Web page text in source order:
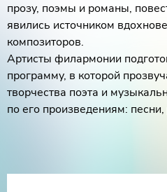
прозу, поэмы и романы,
явились источником
композиторов.
Артисты филармонии
программу, в которой
творчества поэта и
по его произведениям: